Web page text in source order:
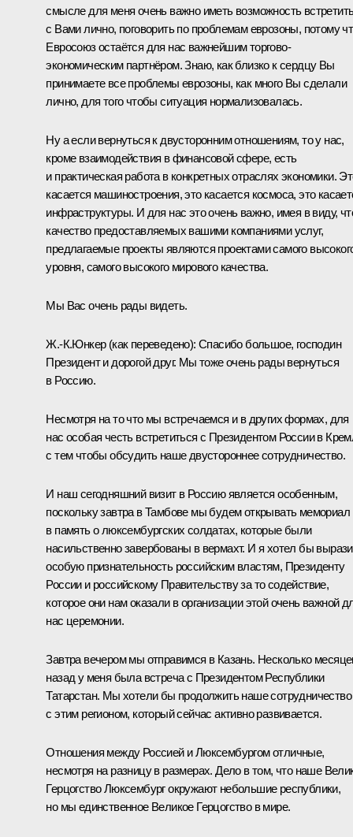
смысле для меня очень важно иметь возможность
с Вами лично, поговорить по проблемам еврозоны, потому
Евросоюз остаётся для нас важнейшим торгово-
экономическим партнёром. Знаю, как близко к сердцу Вы
принимаете все проблемы еврозоны, как много Вы сделали
лично, для того чтобы ситуация нормализовалась.
Ну а если вернуться к двусторонним отношениям, то у нас,
кроме взаимодействия в финансовой сфере, есть
и практическая работа в конкретных отраслях экономики.
касается машиностроения, это касается космоса, это
инфраструктуры. И для нас это очень важно, имея в виду,
качество предоставляемых вашими компаниями услуг,
предлагаемые проекты являются проектами самого
уровня, самого высокого мирового качества.
Мы Вас очень рады видеть.
Ж.-К.Юнкер (как переведено): Спасибо большое, господин
Президент и дорогой друг. Мы тоже очень рады вернуться
в Россию.
Несмотря на то что мы встречаемся и в других формах, для
нас особая честь встретиться с Президентом России в
с тем чтобы обсудить наше двустороннее сотрудничество.
И наш сегодняшний визит в Россию является особенным,
поскольку завтра в Тамбове мы будем открывать мемориал
в память о люксембургских солдатах, которые были
насильственно завербованы в вермахт. И я хотел бы
особую признательность российским властям, Президенту
России и российскому Правительству за то содействие,
которое они нам оказали в организации этой очень важной
нас церемонии.
Завтра вечером мы отправимся в Казань. Несколько
назад у меня была встреча с Президентом Республики
Татарстан. Мы хотели бы продолжить наше сотрудничество
с этим регионом, который сейчас активно развивается.
Отношения между Россией и Люксембургом отличные,
несмотря на разницу в размерах. Дело в том, что наше
Герцогство Люксембург окружают небольшие республики,
но мы единственное Великое Герцогство в мире.